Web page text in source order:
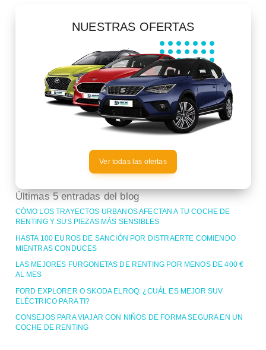
NUESTRAS OFERTAS
Ver todas las ofertas
Últimas 5 entradas del blog
CÓMO LOS TRAYECTOS URBANOS AFECTAN A TU COCHE DE
RENTING Y SUS PIEZAS MÁS SENSIBLES
HASTA 100 EUROS DE SANCIÓN POR DISTRAERTE COMIENDO
MIENTRAS CONDUCES
LAS MEJORES FURGONETAS DE RENTING POR MENOS DE 400 €
AL MES
FORD EXPLORER O SKODA ELROQ: ¿CUÁL ES MEJOR SUV
ELÉCTRICO PARA TI?
CONSEJOS PARA VIAJAR CON NIÑOS DE FORMA SEGURA EN UN
COCHE DE RENTING